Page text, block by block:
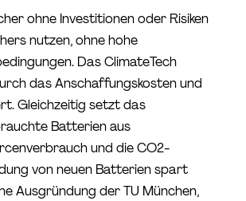
ohne Investitionen oder Risiken
nutzen, ohne hohe
Das ClimateTech
das Anschaffungskosten und
Gleichzeitig setzt das
Batterien aus
und die CO2-
von neuen Batterien spart
Ausgründung der TU München,